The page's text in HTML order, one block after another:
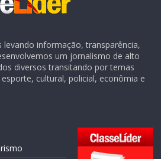
levando informação, transparência,
um jornalismo de alto
diversos transitando por temas
cultural, policial, econômia e